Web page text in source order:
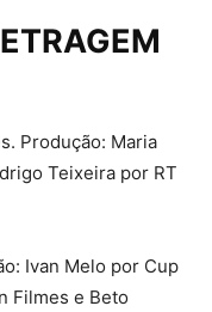
Produção: Maria
Teixeira por RT
Ivan Melo por Cup
Filmes e Beto